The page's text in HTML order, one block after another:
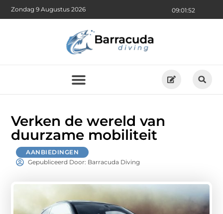
09:01:54
Zondag 9 Augustus 2026
Verken de wereld van
duurzame mobiliteit
AANBIEDINGEN
Gepubliceerd Door: Barracuda Diving